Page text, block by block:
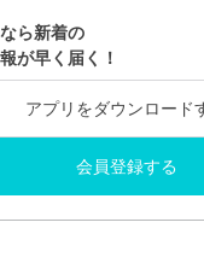
ら新着の
が早く届く！
アプリをダウンロード
会員登録する